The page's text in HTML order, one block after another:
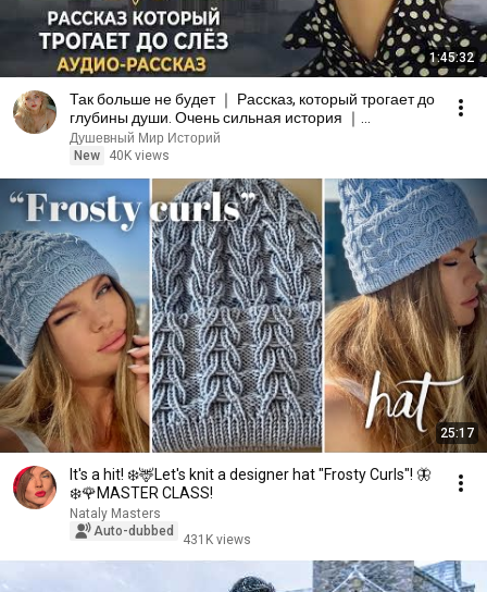
1:45:32
Так больше не будет ｜ Рассказ, который трогает до
глубины души. Очень сильная история ｜
Аудиорассказ
Душевный Мир Историй
New
40K views
25:17
It's a hit! ❄️🦌Let's knit a designer hat "Frosty Curls"! 🦋
❄️🌹MASTER CLASS!
Nataly Masters
Auto-dubbed
431K views